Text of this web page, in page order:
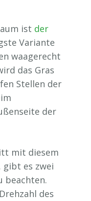
ist der
Variante
waagerecht
das Gras
Stellen der
der
mit diesem
gibt es zwei
beachten.
des